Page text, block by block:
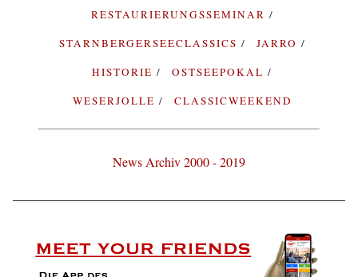
RESTAURIERUNGSSEMINAR
STARNBERGERSEECLASSICS
JARRO
HISTORIE
OSTSEEPOKAL
WESERJOLLE
CLASSICWEEKEND
News Archiv 2000 - 2019